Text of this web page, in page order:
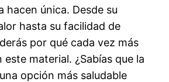
hacen única. Desde su
hasta su facilidad de
por qué cada vez más
este material. ¿Sabías que la
opción más saludable